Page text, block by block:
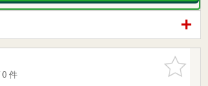
お気に入
りに追加
件